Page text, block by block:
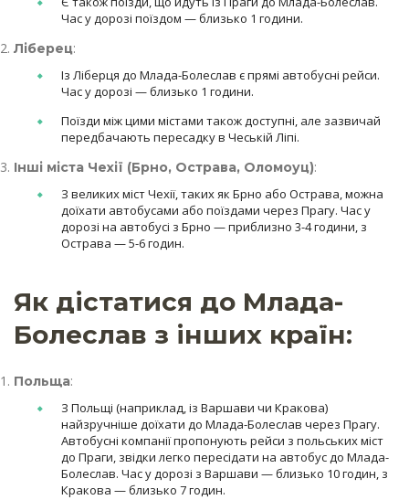
Час у дорозі поїздом — близько 1 години.
Ліберец:
Із Ліберця до Млада-Болеслав є прямі автобусні рейси.
Час у дорозі — близько 1 години.
Поїзди між цими містами також доступні, але зазвичай
передбачають пересадку в Чеській Ліпі.
Інші міста Чехії (Брно, Острава, Оломоуц):
З великих міст Чехії, таких як Брно або Острава, можна
доїхати автобусами або поїздами через Прагу. Час у
дорозі на автобусі з Брно — приблизно 3-4 години, з
Острава — 5-6 годин.
Як дістатися до Млада-
Болеслав з інших країн:
Польща:
З Польщі (наприклад, із Варшави чи Кракова)
найзручніше доїхати до Млада-Болеслав через Прагу.
Автобусні компанії пропонують рейси з польських міст
до Праги, звідки легко пересідати на автобус до Млада-
Болеслав. Час у дорозі з Варшави — близько 10 годин, з
Кракова — близько 7 годин.